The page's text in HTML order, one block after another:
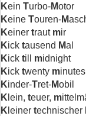
Kein Turbo-Motor
Keine Touren-M
Keiner traut mir
Kick tausend Mal
Kick till midnight
Kick twenty minutes
Kinder-Tret-Mobil
K lein, teuer, m
K leiner technischer